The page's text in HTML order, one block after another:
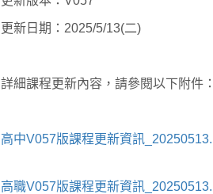
更新日期：2025/5/13(二)
詳細課程更新內容，請參閱以下附件：
高中V057版課程更新資訊
高職V057版課程更新資訊